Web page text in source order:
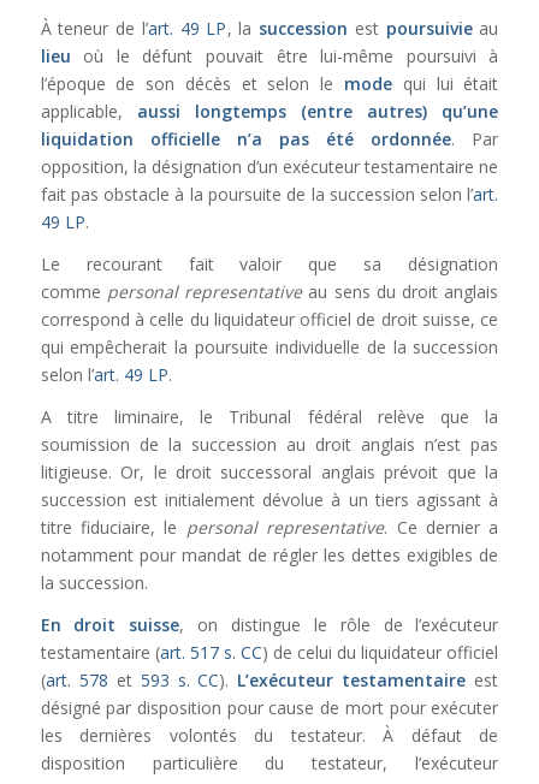
À teneur de l’art. 49 LP, la succession est poursuivieau
lieu où le défunt pouvait être lui-même poursuivi à
l’époque de son décès et selon le mode qui lui était
applicable, aussi longtemps (entre autres) qu’une
liquidation officielle n’a pas été ordonnée. Par
opposition, la désignation d’un exécuteur testamentaire ne
fait pas obstacle à la poursuite de la succession selon l’art.
49 LP.
Le recourant fait valoir que sa désignation
comme personal representativeau sens du droit anglais
correspond à celle du liquidateur officiel de droit suisse, ce
qui empêcherait la poursuite individuelle de la succession
selon l’art. 49 LP.
A titre liminaire, le Tribunal fédéral relève que la
soumission de la succession au droit anglais n’est pas
litigieuse. Or, le droit successoral anglais prévoit que la
succession est initialement dévolue à un tiers agissant à
titre fiduciaire, le personal representative. Ce dernier a
notamment pour mandat de régler les dettes exigibles de
la succession.
En droit suisse, on distingue le rôle de l’exécuteur
testamentaire (art. 517 s. CC) de celui du liquidateur officiel
(art. 578 et 593 s. CC). L’exécuteur testamentaire est
désigné par disposition pour cause de mort pour exécuter
les dernières volontés du testateur. À défaut de
disposition particulière du testateur, l’exécuteur